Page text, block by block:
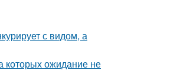
с видом, а
которых ожидание не